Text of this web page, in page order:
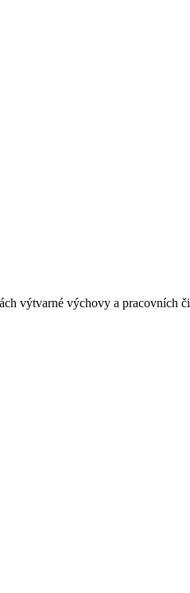
výtvarné výchovy a pracovních